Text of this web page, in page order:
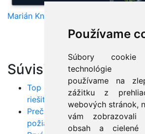
Používame
Súbory
technológie
používame na
zážitku z
webových stránok,
vám zobrazovali
obsah a cielené
Marián Knězek
Súvisiace články:
Top chyby v Jave: Poznáte ich
riešiť?
Prečo využívať UML? Od
požiadaviek až po nasadenie